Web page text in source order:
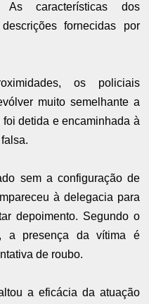
As características dos
fornecidas por
os policiais
muito semelhante a
detida e encaminhada à
sem a configuração de
à delegacia para
depoimento. Segundo o
a presença da vítima é
de roubo.
a eficácia da atuação